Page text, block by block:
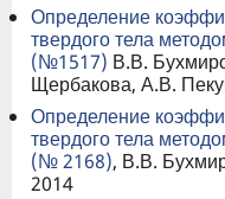
Определение
твердого тела
(№1517) В.В.
Щербакова, А.В.
Определение
твердого тела
(№ 2168), В.В.
2014